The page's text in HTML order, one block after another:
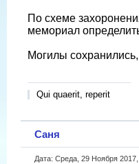
По схеме
мемориал
Могилы
Qui quaerit, reperit
Саня
Дата: Среда, 29 Ноября